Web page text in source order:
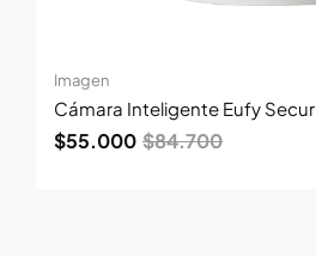
Imagen
Cámara Inteligente Eufy Secur
$84.700
$55.000